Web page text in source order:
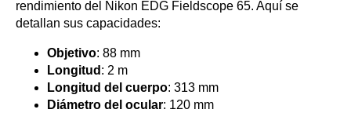
rendimiento del Nikon EDG Fieldscope 65. Aquí se
detallan sus capacidades:
Objetivo: 88 mm
Longitud : 2 m
Longitud del cuerpo: 313 mm
Diámetro del ocular: 120 mm